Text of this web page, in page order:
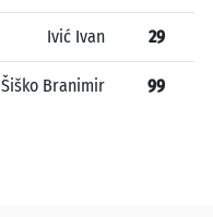
Ivić Ivan 29
Šiško Branimir 99